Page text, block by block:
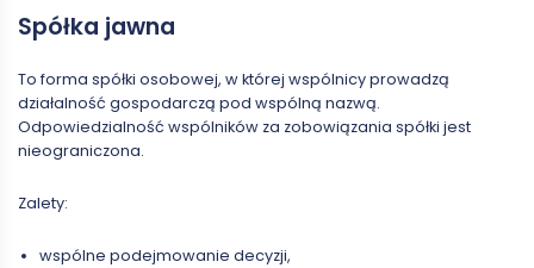
Spółka jawna
To forma spółki osobowej, w której wspólnicy prowadzą
działalność gospodarczą pod wspólną nazwą.
Odpowiedzialność wspólników za zobowiązania spółki jest
nieograniczona.
Zalety:
wspólne podejmowanie decyzji,